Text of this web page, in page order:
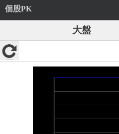
個股PK
大盤